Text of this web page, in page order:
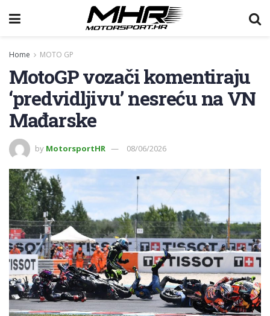
Home MOTO GP
MotoGP vozači komentiraju
‘predvidljivu’ nesreću na VN
Mađarske
by MotorsportHR 08/06/2026